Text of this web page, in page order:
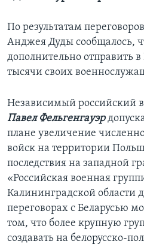
По результатам
Анджея Дуды сообщалось,
дополнительно отправить
тысячи своих
Независимый российский
Павел Фельгенгауэр
плане увеличение
войск на территории
последствия на западной
«Российская военная
Калининградской области
переговорах с Беларусью
том, что более крупную
создавать на белорусско-